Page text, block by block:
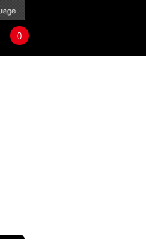
0